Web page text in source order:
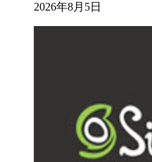
2026年8月5日